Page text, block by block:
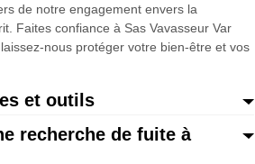
de notre engagement envers la
Faites confiance à Sas Vavasseur Var
nous protéger votre bien-être et vos
et outils
crucial de localiser avec précision les fuites
postaux 83136 variés. Pour cela, nous
recherche de fuite à